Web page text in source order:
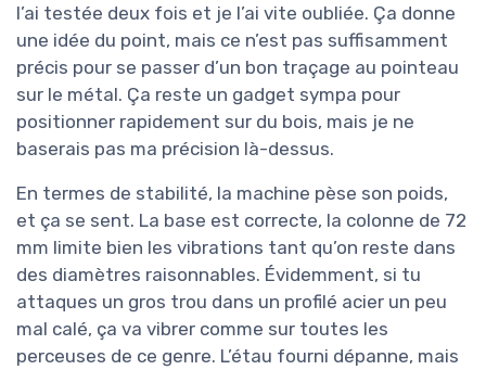
l’ai testée deux fois et je l’ai vite oubliée. Ça donne
une idée du point, mais ce n’est pas suffisamment
précis pour se passer d’un bon traçage au pointeau
sur le métal. Ça reste un gadget sympa pour
positionner rapidement sur du bois, mais je ne
baserais pas ma précision là-dessus.
En termes de stabilité, la machine pèse son poids,
et ça se sent. La base est correcte, la colonne de 72
mm limite bien les vibrations tant qu’on reste dans
des diamètres raisonnables. Évidemment, si tu
attaques un gros trou dans un profilé acier un peu
mal calé, ça va vibrer comme sur toutes les
perceuses de ce genre. L’étau fourni dépanne, mais